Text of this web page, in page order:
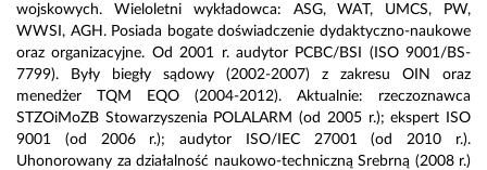
wojskowych. Wieloletni wykładowca: ASG, WAT, UMCS, PW,
WWSI, AGH. Posiada bogate doświadczenie dydaktyczno-naukowe
oraz organizacyjne. Od 2001 r. audytor PCBC/BSI (ISO 9001/BS-
7799). Były biegły sądowy (2002-2007) z zakresu OIN oraz
menedżer TQM EQO (2004-2012). Aktualnie: rzeczoznawca
STZOiMoZB Stowarzyszenia POLALARM (od 2005 r.); ekspert ISO
9001 (od 2006 r.); audytor ISO/IEC 27001 (od 2010 r.).
Uhonorowany za działalność naukowo-techniczną Srebrną (2008 r.)